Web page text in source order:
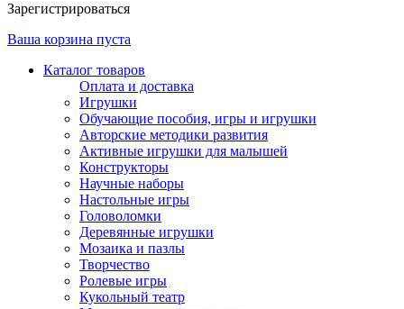
Зарегистрироваться
Ваша корзина пуста
Каталог товаров
Оплата и доставка
Игрушки
Обучающие пособия, игры и игрушки
Авторские методики развития
Активные игрушки для малышей
Конструкторы
Научные наборы
Настольные игры
Головоломки
Деревянные игрушки
Мозаика и пазлы
Творчество
Ролевые игры
Кукольный театр